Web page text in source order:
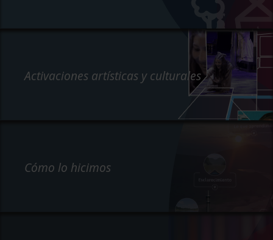
Activaciones artísticas y culturales
Cómo lo hicimos